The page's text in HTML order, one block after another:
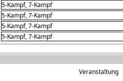
5-Kampf, 7-Kampf
5-Kampf, 7-Kampf
5-Kampf, 7-Kampf
5-Kampf, 7-Kampf
Veranstaltung